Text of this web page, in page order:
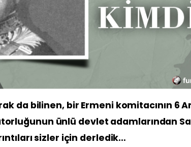
da bilinen, bir Ermeni komitacının 6
ünlü devlet adamlarından
sizler için derledik…